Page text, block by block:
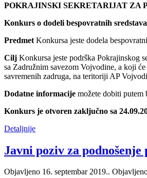
POKRAJINSKI SEKRETARIJAT ZA
Konkurs o dodeli bespovratnih
Predmet Konkursa jeste dodela
Cilj Konkursa jeste podrška Pokrajinskog
sa Zadružnim savezom Vojvodine, a koji
savremenih zadruga, na teritoriji AP
Dodatne informacije možete dobiti putem
Konkurs je otvoren zaključno sa
Detaljnije
Javni poziv za
Objavljeno 16. septembar 2019..